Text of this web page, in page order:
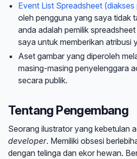
Event List Spreadsheet
oleh pengguna yang saya tidak
anda adalah pemilik
saya untuk memberikan atribusi
Aset gambar yang diperoleh
masing-masing penyelenggara
secara publik.
Tentang Pengembang
Seorang ilustrator yang kebetulan
developer. Memiliki obsesi
dengan telinga dan ekor hewan.